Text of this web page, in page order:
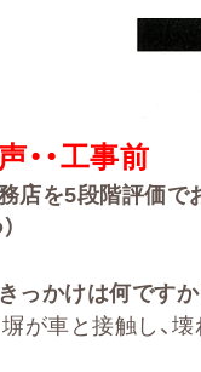
・工事前
店を5段階評価で
っかけは何です
が車と接触し、壊